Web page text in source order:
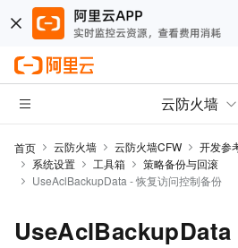
云防火墙
首页 云防火墙 云防火墙CFW 开发参
系统设置
工具箱
策略备份与回滚
UseAclBackupData - 恢复访问控制备份
UseAclBackupData